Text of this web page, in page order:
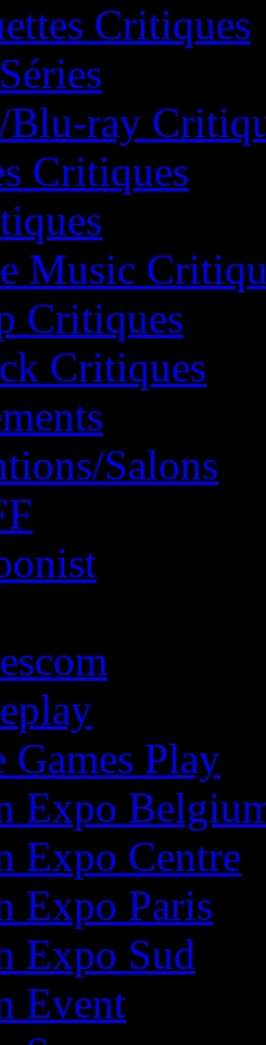
Critiques
Blu-ray
Critiques
Music
Critiques
Critiques
Salons
Games Play
Expo
Expo Centre
Expo Paris
Expo Sud
Event